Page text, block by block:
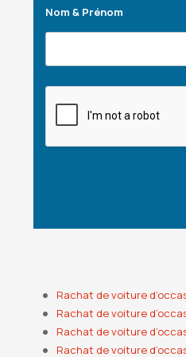
Nom & Prénom
Rachat de voiture
Rachat de voiture
Rachat de voiture
Rachat de voiture